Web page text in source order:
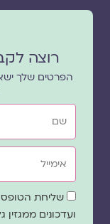
רוצה
הפרטים שלך
שם
אימייל
שדהשליחת הטופס
ועדכונים ממגזין